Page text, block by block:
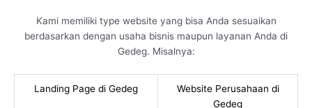
Kami memiliki type website yang bisa Anda sesuaikan
berdasarkan dengan usaha bisnis maupun layanan Anda di
Gedeg. Misalnya:
Landing Page di Gedeg
Website Perusahaan di
Gedeg